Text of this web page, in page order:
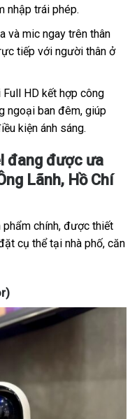
nhập trái phép.
và mic ngay trên thân
tiếp với người thân ở
HD kết hợp công
ngoại ban đêm, giúp
kiện ánh sáng.
đang được ưa
Lãnh, Hồ Chí
chính, được thiết
cụ thể tại nhà phố, căn